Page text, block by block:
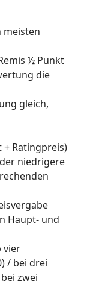
meisten
½ Punkt
die
gleich,
+ Ratingpreis)
niedrigere
Haupt- und
vier
/ bei drei
zwei